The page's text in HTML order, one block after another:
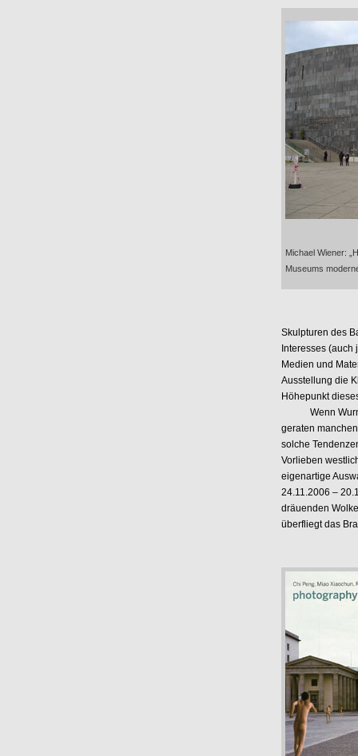
Michael Wiener:
Museums
Skulpturen des
Interesses
Medien und
Ausstellung die
Höhepunkt
Wenn Wurm
geraten
solche
Vorlieben
eigenartige
24.11.2006 –
dräuenden
überfliegt das